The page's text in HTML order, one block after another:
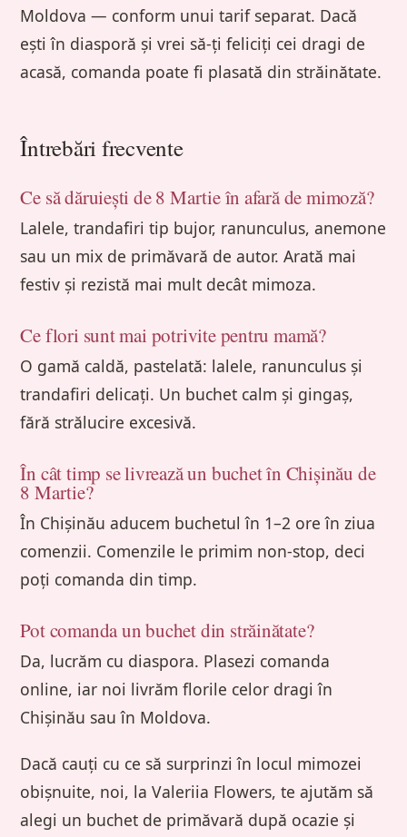
Moldova — conform unui tarif separat. Dacă
ești în diasporă și vrei să-ți feliciți cei dragi de
acasă, comanda poate fi plasată din străinătate.
Întrebări frecvente
Ce să dăruiești de 8 Martie în afară de mimoză?
Lalele, trandafiri tip bujor, ranunculus, anemone
sau un mix de primăvară de autor. Arată mai
festiv și rezistă mai mult decât mimoza.
Ce flori sunt mai potrivite pentru mamă?
O gamă caldă, pastelată: lalele, ranunculus și
trandafiri delicați. Un buchet calm și gingaș,
fără strălucire excesivă.
În cât timp se livrează un buchet în Chișinău de
8 Martie?
În Chișinău aducem buchetul în 1–2 ore în ziua
comenzii. Comenzile le primim non-stop, deci
poți comanda din timp.
Pot comanda un buchet din străinătate?
Da, lucrăm cu diaspora. Plasezi comanda
online, iar noi livrăm florile celor dragi în
Chișinău sau în Moldova.
Dacă cauți cu ce să surprinzi în locul mimozei
obișnuite, noi, la Valeriia Flowers, te ajutăm să
alegi un buchet de primăvară după ocazie și